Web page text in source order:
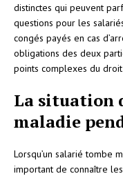
distinctes qui peuvent
questions pour les
congés payés en cas
obligations des deux
points complexes du
La situation
maladie
Lorsqu’un salarié tombe
important de connaître